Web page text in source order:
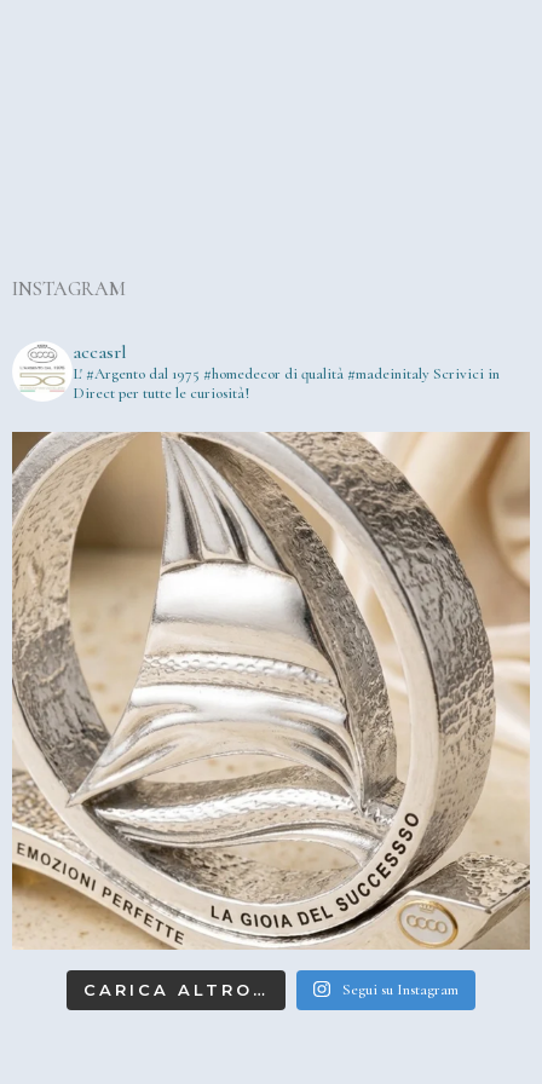
INSTAGRAM
accasrl
L' #Argento dal 1975 #homedecor di qualità #madeinitaly Scrivici in
Direct per tutte le curiosità!
CARICA ALTRO… Segui su Instagram